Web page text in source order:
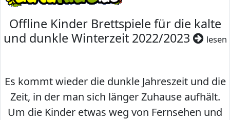
Offline Kinder Brettspiele für die kalte
und dunkle Winterzeit 2022/2023
lesen
Es kommt wieder die dunkle Jahreszeit und die
Zeit, in der man sich länger Zuhause aufhält.
Um die Kinder etwas weg von Fernsehen und